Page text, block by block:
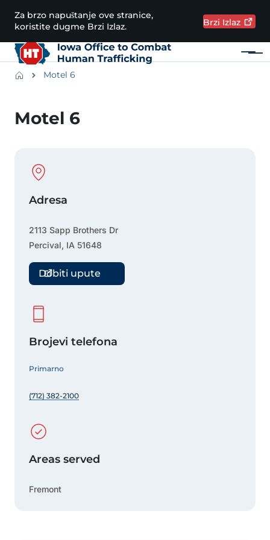
Preskoči na glavni sadržaj
Za brzo napuštanje ove stranice,
koristite dugme Brzi Izlaz.
Brzi Izlaz
Meni
Breadcrumbs
Motel 6
Motel 6
Physical Location
Adresa
2113 Sapp Brothers Dr
Percival, IA 51648
Dobiti upute
Brojevi telefona
Primarno
(712) 382-2100
Areas served
Fremont